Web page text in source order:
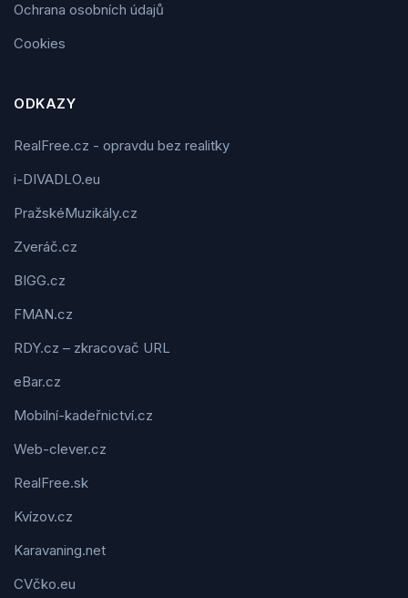
Ochrana osobních údajů
Cookies
ODKAZY
RealFree.cz - opravdu bez realitky
i-DIVADLO.eu
PražskéMuzikály.cz
Zveráč.cz
BIGG.cz
FMAN.cz
RDY.cz – zkracovač URL
eBar.cz
Mobilní-kadeřnictví.cz
Web-clever.cz
RealFree.sk
Kvízov.cz
Karavaning.net
CVčko.eu